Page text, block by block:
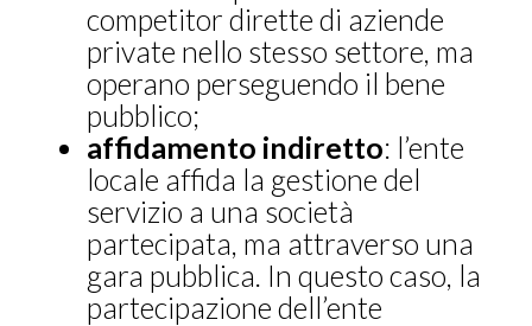
competitor dirette di aziende
private nello stesso settore, ma
operano perseguendo il bene
pubblico;
affidamento indiretto: l’ente
locale affida la gestione del
servizio a una società
partecipata, ma attraverso una
gara pubblica. In questo caso, la
partecipazione dell’ente